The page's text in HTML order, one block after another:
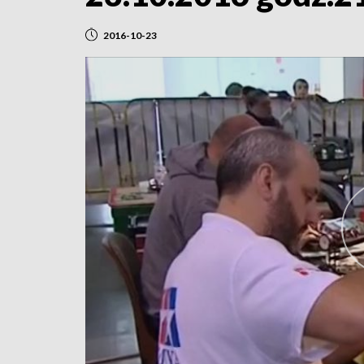
2016-10-23